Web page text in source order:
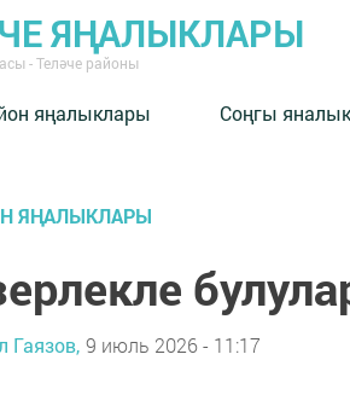
ЯҢАЛЫКЛАРЫ
- Теләче районы
яңалыклары Соңгы
ЯҢАЛЫКЛАРЫ
Гаязов, 9 июль 2026 - 11:17